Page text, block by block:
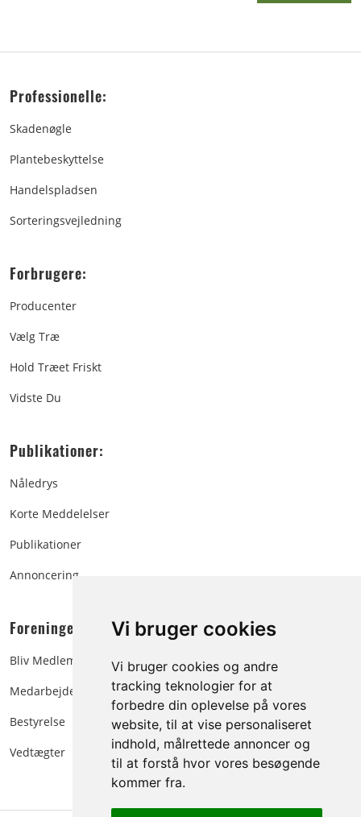
Vi bruger cookies
Vi bruger cookies og andre
tracking teknologier for at
forbedre din oplevelse på vores
website, til at vise personaliseret
indhold, målrettede annoncer og
til at forstå hvor vores besøgende
kommer fra.
Professionelle:
Skadenøgle
Plantebeskyttelse
Handelspladsen
Sorteringsvejledning
Forbrugere:
Producenter
Vælg Træ
Hold Træet Friskt
Vidste Du
Publikationer:
Nåledrys
Korte Meddelelser
Publikationer
Annoncering
Foreningen:
Bliv Medlem
Medarbejdere
Bestyrelse
Vedtægter